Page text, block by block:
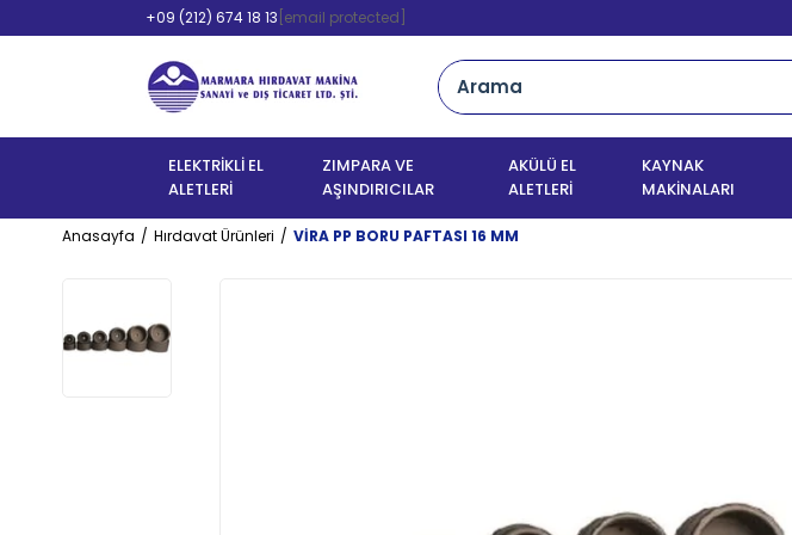
+09 (212) 674 18 13 [email protected]
ELEKTRİKLİ EL
ALETLERİ
ZIMPARA VE
AŞINDIRICILAR
AKÜLÜ EL
ALETLERİ
KAYNAK
MAKİNALARI
Anasayfa Hırdavat Ürünleri VİRA PP BORU PAFTASI 16 MM